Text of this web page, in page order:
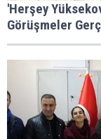
'Herşey
Görüşmeler